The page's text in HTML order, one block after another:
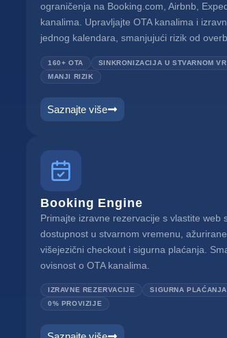
ograničenja na Booking.com, Airbnb,
kanalima. Upravljajte OTA kanalima i
jednog kalendara, smanjujući rizik od
160+ OTA
SINKRONIZACIJA U STVARNOM
MANJI RIZIK
Saznajte više
Booking Engine
Primajte izravne rezervacije s vlastite web
dostupnost u stvarnom vremenu, ažurirane
višejezični checkout i sigurna plaćanja.
ovisnost o OTA kanalima.
IZRAVNE REZERVACIJE
SIGURNA PLAĆANJA
0% PROVIZIJE